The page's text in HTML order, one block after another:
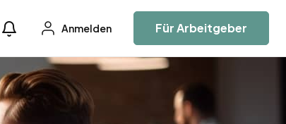
Anmelden Für Arbeitgeber